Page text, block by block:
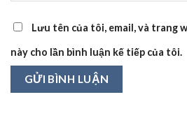
Lưu tên của tôi, email, và trang
này cho lần bình luận kế tiếp của tôi.